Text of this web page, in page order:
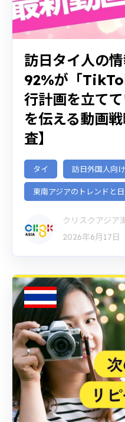
訪日タイ人の
92%が「
行計画を立て
を伝える動画
査】
タイ 訪日外国人向
東南アジアのトレンドと
クリスクアジア
2026年6月17日